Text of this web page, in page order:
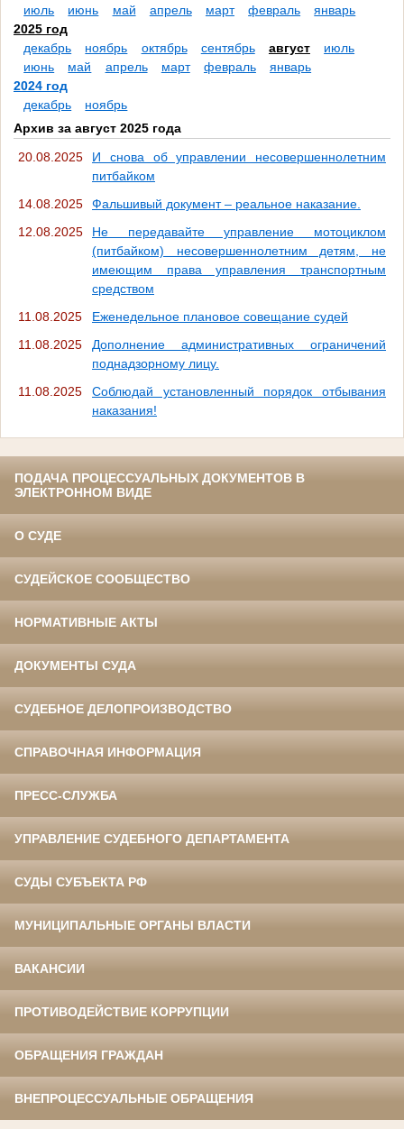
июль
июнь май апрель март февраль
январь
2025 год
декабрь
ноябрь октябрь сентябрь август
июль
июнь
май апрель март февраль
январь
2024 год
декабрь
ноябрь
Архив за август 2025 года
20.08.2025
И снова об управлении несовершеннолетним
питбайком
14.08.2025
Фальшивый документ – реальное наказание.
12.08.2025
Не передавайте управление мотоциклом
(питбайком) несовершеннолетним детям, не
имеющим права управления транспортным
средством
11.08.2025
Еженедельное плановое совещание судей
11.08.2025
Дополнение административных ограничений
поднадзорному лицу.
11.08.2025
Соблюдай установленный порядок отбывания
наказания!
ПОДАЧА ПРОЦЕССУАЛЬНЫХ ДОКУМЕНТОВ В
ЭЛЕКТРОННОМ ВИДЕ
О СУДЕ
СУДЕЙСКОЕ СООБЩЕСТВО
НОРМАТИВНЫЕ АКТЫ
ДОКУМЕНТЫ СУДА
СУДЕБНОЕ ДЕЛОПРОИЗВОДСТВО
СПРАВОЧНАЯ ИНФОРМАЦИЯ
ПРЕСС-СЛУЖБА
УПРАВЛЕНИЕ СУДЕБНОГО ДЕПАРТАМЕНТА
СУДЫ СУБЪЕКТА РФ
МУНИЦИПАЛЬНЫЕ ОРГАНЫ ВЛАСТИ
ВАКАНСИИ
ПРОТИВОДЕЙСТВИЕ КОРРУПЦИИ
ОБРАЩЕНИЯ ГРАЖДАН
ВНЕПРОЦЕССУАЛЬНЫЕ ОБРАЩЕНИЯ